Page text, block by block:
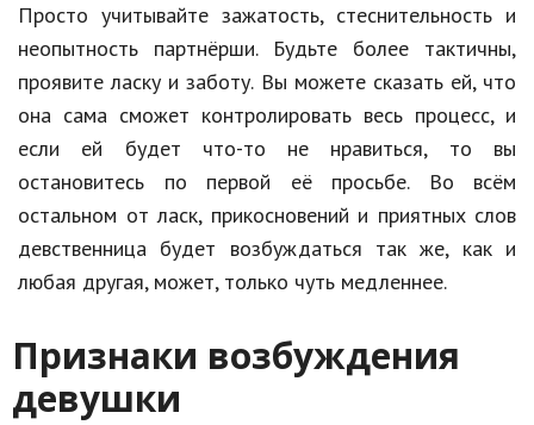
Просто учитывайте зажатость, стеснительность и
неопытность партнёрши. Будьте более тактичны,
проявите ласку и заботу. Вы можете сказать ей, что
она сама сможет контролировать весь процесс, и
если ей будет что-то не нравиться, то вы
остановитесь по первой её просьбе. Во всём
остальном от ласк, прикосновений и приятных слов
девственница будет возбуждаться так же, как и
любая другая, может, только чуть медленнее.
Признаки возбуждения
девушки